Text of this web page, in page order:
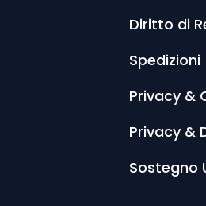
Diritto di
Spedizioni
Privacy &
Privacy &
Sostegno